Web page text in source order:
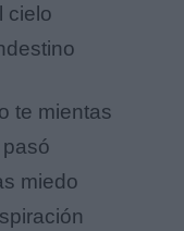
cielo
te mientas
miedo